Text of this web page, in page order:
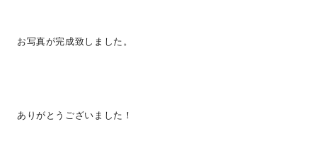
お写真が完成致しました。
ありがとうございました！